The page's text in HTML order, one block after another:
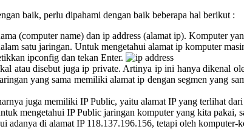
baik, perlu dipahami dengan baik beberapa hal berikut :
(computer name) dan ip address (alamat ip). Komputer
satu jaringan. Untuk mengetahui alamat ip komputer
ipconfig dan tekan Enter.
atau disebut juga ip private. Artinya ip ini hanya dikenal
yang sama memiliki alamat ip dengan segmen yang
juga memiliki IP Public, yaitu alamat IP yang terlihat
mengetahui IP Public jaringan komputer yang kita pakai,
adanya di alamat IP 118.137.196.156, tetapi oleh